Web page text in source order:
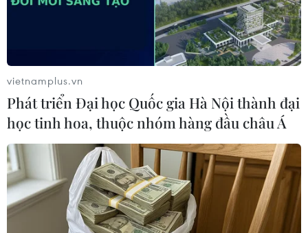
TIN LIÊN QUAN
vietnamplus.vn
Phát triển Đại học Quốc gia Hà Nội thành đại
học tinh hoa, thuộc nhóm hàng đầu châu Á